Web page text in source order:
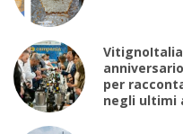
per
negli ultimi